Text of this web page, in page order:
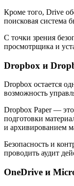
Кроме того, Drive
поисковая система
С точки зрения
просмотрщика и
Dropbox и
Dropbox остается
возможность
Dropbox Paper — это
подготовки
и архивированием
Безопасность и
проводить аудит
OneDrive и